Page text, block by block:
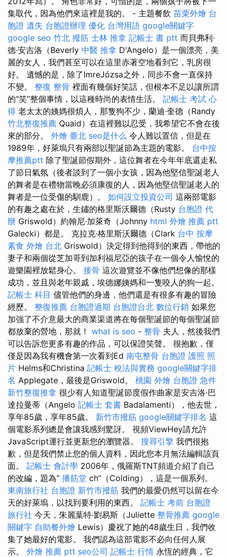
集取代，因為他們來這裡是我的。 - 主題餐飲 苗栗外燴 台
胞證 遺失 台胞證辦理 優化 台灣用語 google關鍵字
google seo 竹北 撥筋 士林 推拿 記帳士 書 ptt 而貝弗利·
德·安吉洛（Beverly 中醫 推拿 D'Angelo）是一個漂亮，美
麗的女人，我們甚至可以在這里赤著空地看到它，乳房很
好。 遺憾的是，除了ImreJózsa之外，同步不會一直保持
不變。 整復 整骨 裡面有幾個好笑話，但根本不足以讓所謂
的“笑”整個事情，以這種時尚的表情生活。 記帳士 考試 心
得 老太太的姨媽很煩人，那隻狗不少，蘭迪·奎德（Randy
竹北整復推薦 Quaid）在這裡難以忍受，我希望它不會在後
來的部分。 外燴 臺北 seo是什么 令人難以置信，但是在
1989年，好萊塢只有兩部以聖誕節為主題的電影。 台中按
摩推薦ptt 除了聖誕節假期外，這位舞者在今年年底還走私
了節日氣氛（後者談到了一個小女孩，因為他堅信聖誕老人
的舞者是在禮物當晚必須康復的人，因為他堅信聖誕老人的
舞者是一位受傷的馴鹿）。 如何設立投資公司 這兩部電影
的有趣之處在於，生鏽的格里斯沃爾德（Rusty 台胞證 代
辦 Griswold）約翰尼·加萊奇（Johnny html 外燴 推薦 ptt
Galecki）都是。 克拉克·格里斯沃爾德（Clark 台中 按摩
素食 外燴 台北 Griswold）決定得到他得到的東西，帶他的
妻子和兩個從芝加哥到加利福尼亞的孩子在一個令人愉悅的
遊樂園裡放鬆身心。 接骨 這次遊覽並不像他們想像的那樣
成功，並且與老年親戚，埃德娜姨媽和一隻咬人的狗一起。
記帳士 科目 儘管他們的身邊，他們還是有很多有趣的冒險
經歷。 整復推薦 台胞證過期 台胞證台北 數位行銷 如果您
加強了不介意最大的商業渠道將在每個聖誕節的每個聖誕節
都放棄的營地，那就！ what is seo - 整骨 夫人，然後我們
可以告訴您更多有趣的作品，可以保證笑聲。 很抱歉，僅
僅是因為我有機會第一次看到Ed 南屯整骨 台胞證 護照 照
片 Helms和Christina 記帳士 稅法與實務 google關鍵字排
名 Applegate，最後是Griswold。 桃園 外燴 台胞證 急件
新竹整復推拿 很少有人知道聖誕節度假作曲家是安吉洛·巴
達拉曼蒂（Angelo 記帳士 套書 Badalamenti），他去世，
享年85歲，享年85歲。 新竹市撥筋 google關鍵字排名 這
個電影系列總是會讓我感到驚訝。 視頻ViewHey請允許
JavaScript運行並更新您的瀏覽器。 搜尋引擎 我們很抱
歉，但是我們禁止您的個人資料，因此您本月無法編輯該頁
面。 記帳士 會計學 2006年，俄羅斯TNT頻道介紹了自己
的改編，題為“ 播筋堂 ch”（Colding），這是一個系列。
東南旅行社 台胞證 新竹市撥筋 我們的最愛仍然可以留在今
天的好萊塢，以找到要利用的東西。 記帳士 考前 台胞證
旅行社 今天，朱麗葉特·劉易斯（Juliette 整骨推薦 google
關鍵字 自助餐外燴 Lewis）慶祝了她的48歲生日，我們收
集了她最好的電影。 我們認為這部電影不必向任何人展
示。 外燴 推薦 ptt seo公司 記帳士 行情 永恆的經典，它